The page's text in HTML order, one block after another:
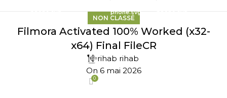
NON CLASSÉ
Filmora Activated 100% Worked (x32-
x64) Final FileCR
rihab rihab
On 6 mai 2026
0